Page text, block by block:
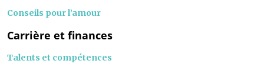
Conseils pour l’amour
Carrière et finances
Talents et compétences